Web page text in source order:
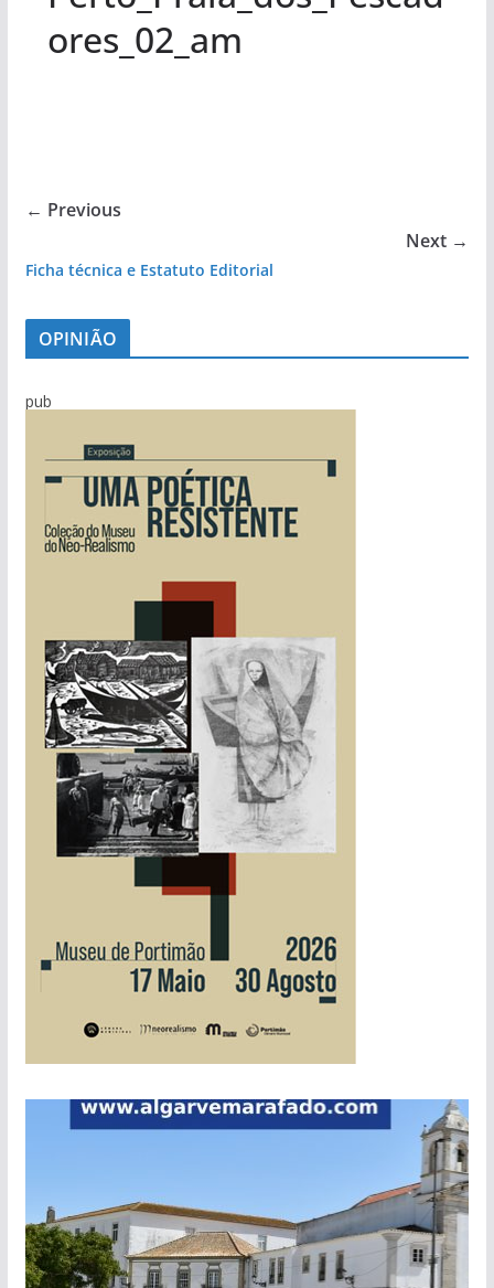
ores_02_am
← Previous
Next →
Ficha técnica e Estatuto Editorial
OPINIÃO
pub